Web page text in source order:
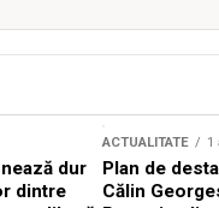
dur
dintre
ACTUALITATE 1
Plan de
Călin